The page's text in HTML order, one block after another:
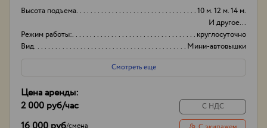
Высота подъема
10 м. 12 м. 14 м.
И другое...
Режим работы:
круглосуточно
Вид
Мини-автовышки
Высота вышки
15
Смотреть еще
Цена аренды:
2 000 руб/час
/смена
С НДС